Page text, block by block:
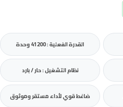
القدرة الفعلية : 41200 وحدة
نظام التشغيل : حار / بارد
ضاغط قوي لأداء مستقر وموثوق